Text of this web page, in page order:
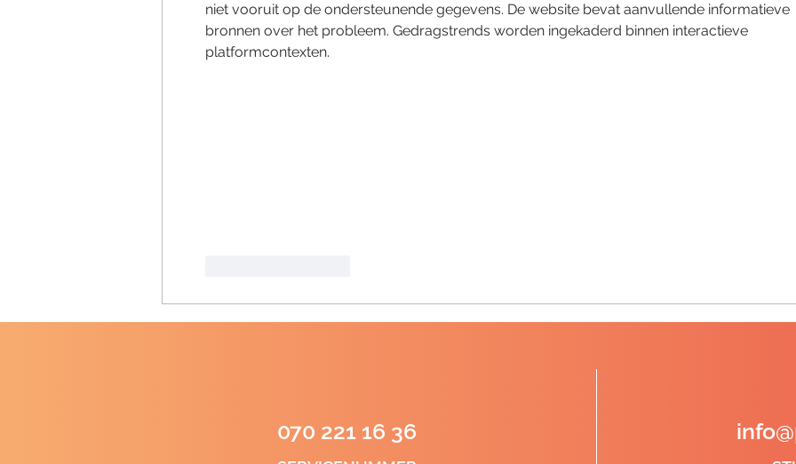
niet vooruit op de ondersteunende gegevens. De website bevat aanvullende informatieve
bronnen over het probleem. Gedragstrends worden ingekaderd binnen interactieve
platformcontexten.
070 221 16 36